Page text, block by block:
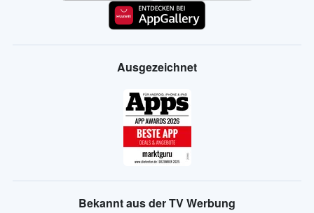
Ausgezeichnet
Bekannt aus der TV Werbung